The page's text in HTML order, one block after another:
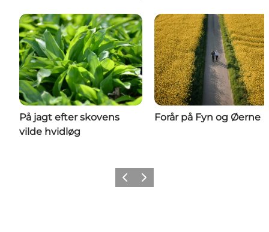
På jagt efter skovens
vilde hvidløg
Forår på Fyn og Øerne
ForrigeNæste